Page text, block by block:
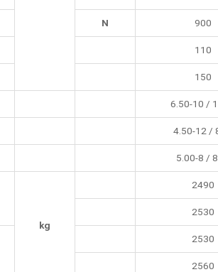
N 900
110
150
6.50-10 /
4.50-12 /
5.00-8 /
kg
2490
2530
2530
2560